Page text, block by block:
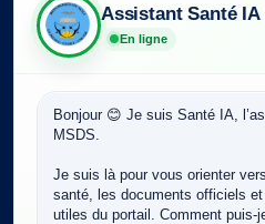
Assistant Santé IA
En ligne
Bonjour 😊 Je suis Santé IA,
MSDS.
Je suis là pour vous orienter
santé, les documents officiels
utiles du portail. Comment puis-
Contact
Cité Administrative,
+223 20 23 42 66
info@sante.gouv.ml
Lun - Ven : 7h30 - 16h00
Newsletter
Abonnez-vous pour recevoir nos